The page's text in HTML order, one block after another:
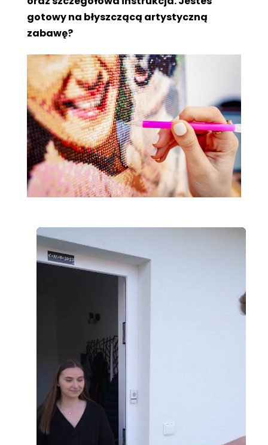
gotowy na błyszczącą artystyczną
zabawę?